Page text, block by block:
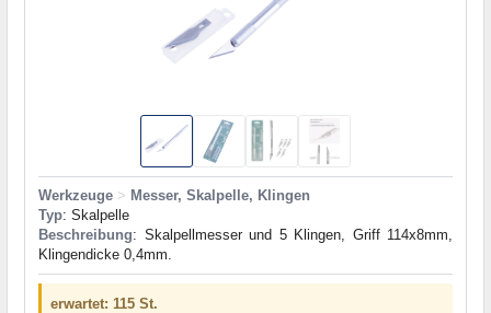
Werkzeuge > Messer, Skalpelle, Klingen
Typ: Skalpelle
Beschreibung: Skalpellmesser und 5 Klingen, Griff 114x8mm,
Klingendicke 0,4mm.
erwartet: 115 St.